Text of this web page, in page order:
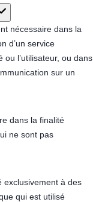
nécessaire dans la
d’un service
ou l’utilisateur, ou dans
sur un
dans la finalité
ne sont pas
exclusivement à des
qui est utilisé